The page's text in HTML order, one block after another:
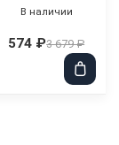
В наличии
574 ₽3 679 ₽